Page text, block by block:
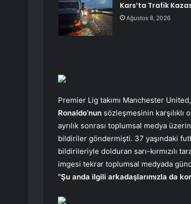
Kars’ta Trafik
Ağustos 8, 2026
Premier Lig takımı Manchester
Ronaldo’nun sözleşmesinin
ayrılık sonrası toplumsal medya
bildiriler göndermişti. 37 yaşındaki
bildirileriyle dolduran sarı-kırmızılı
imgesi tekrar toplumsal medyada
“Şu anda ilgili arkadaşlarımızla da